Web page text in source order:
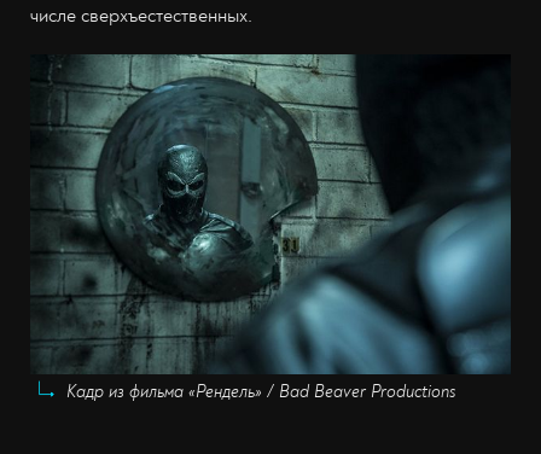
числе сверхъестественных.
Кадр из фильма «Рендель» / Bad Beaver Productions